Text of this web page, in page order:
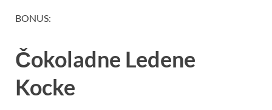
BONUS:
Čokoladne Ledene
Kocke